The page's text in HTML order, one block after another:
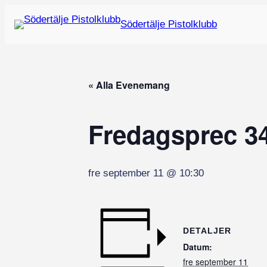
Södertälje Pistolklubb
« Alla Evenemang
Fredagsprec
fre september 11 @ 10:30
DETALJER
Datum:
fre september 11